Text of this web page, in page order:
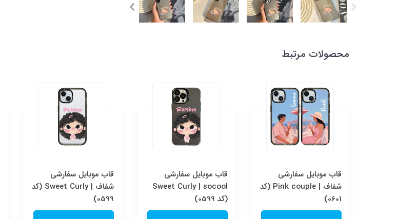
محصولات مرتبط
قاب موبایل سفارشی
شفاف | Pink couple (کد
0601)
قاب موبایل سفارشی
Sweet Curly | socool
(کد 0599)
قاب موبایل سفارشی
شفاف | Sweet Curly (کد
0599)